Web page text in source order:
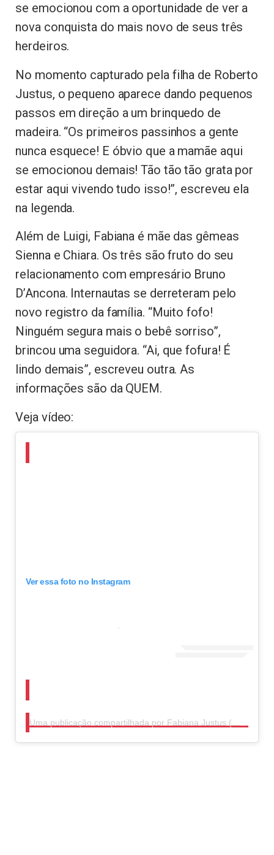
se emocionou com a oportunidade de ver a
nova conquista do mais novo de seus três
herdeiros.
No momento capturado pela filha de Roberto
Justus, o pequeno aparece dando pequenos
passos em direção a um brinquedo de
madeira. “Os primeiros passinhos a gente
nunca esquece! E óbvio que a mamãe aqui
se emocionou demais! Tão tão tão grata por
estar aqui vivendo tudo isso!”, escreveu ela
na legenda.
Além de Luigi, Fabiana é mãe das gêmeas
Sienna e Chiara. Os três são fruto do seu
relacionamento com empresário Bruno
D’Ancona. Internautas se derreteram pelo
novo registro da família. “Muito fofo!
Ninguém segura mais o bebê sorriso”,
brincou uma seguidora. “Ai, que fofura! É
lindo demais”, escreveu outra. As
informações são da QUEM.
Veja vídeo:
Ver essa foto no Instagram